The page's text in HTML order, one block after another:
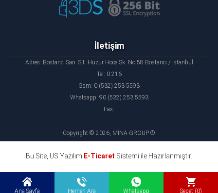
Ana Sayfa Hemen Ara Whatsapp Sepet (0)
İletişim
Adres: Bostancı San. Sit. Huzur Hoca Sk. No:58 Bostancı / İstanbul
Tel: 0 216
Gsm: 0 (532) 253 5593
Whatsapp: 90 (532) 253 5593
Fax:
Copyright © 2026, MİNA GROUP ®
Bu Site, US Yazılım E-Ticaret Sistemi ile Hazırlanmıştır.